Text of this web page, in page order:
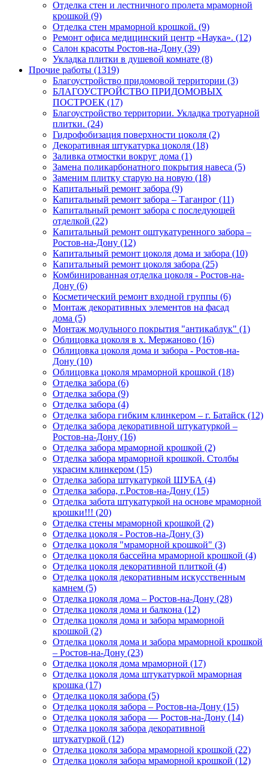
Отделка стен и лестничного пролета мраморной
крошкой (9)
Отделка стен мраморной крошкой. (9)
Ремонт офиса медицинский центр «Наука». (12)
Салон красоты Ростов-на-Дону (39)
Укладка плитки в душевой комнате (8)
Прочие работы (1319)
Благоустройство придомовой территории (3)
БЛАГОУСТРОЙСТВО ПРИДОМОВЫХ
ПОСТРОЕК (17)
Благоустройство территории. Укладка тротуарной
плитки. (24)
Гидрофобизация поверхности цоколя (2)
Декоративная штукатурка цоколя (18)
Заливка отмостки вокруг дома (1)
Замена поликарбонатного покрытия навеса (5)
Заменим плитку старую на новую (18)
Капитальный ремонт забора (9)
Капитальный ремонт забора – Таганрог (11)
Капитальный ремонт забора с последующей
отделкой (22)
Капитальный ремонт оштукатуренного забора –
Ростов-на-Дону (12)
Капитальный ремонт цоколя дома и забора (10)
Капитальный ремонт цоколя забора (25)
Комбинированная отделка цоколя - Ростов-на-
Дону (6)
Косметический ремонт входной группы (6)
Монтаж декоративных элементов на фасад
дома (5)
Монтаж модульного покрытия "антикаблук" (1)
Облицовка цоколя в х. Мержаново (16)
Облицовка цоколя дома и забора - Ростов-на-
Дону (10)
Облицовка цоколя мраморной крошкой (18)
Отделка забора (6)
Отделка забора (9)
Отделка забора (4)
Отделка забора гибким клинкером – г. Батайск (12)
Отделка забора декоративной штукатуркой –
Ростов-на-Дону (16)
Отделка забора мраморной крошкой (2)
Отделка забора мраморной крошкой. Столбы
украсим клинкером (15)
Отделка забора штукатуркой ШУБА (4)
Отделка забора, г.Ростов-на-Дону (15)
Отделка забота штукатуркой на основе мраморной
крошки!!! (20)
Отделка стены мраморной крошкой (2)
Отделка цоколя - Ростов-на-Дону (3)
Отделка цоколя "мраморной крошкой" (3)
Отделка цоколя бассейна мраморной крошкой (4)
Отделка цоколя декоративной плиткой (4)
Отделка цоколя декоративным искусственным
камнем (5)
Отделка цоколя дома – Ростов-на-Дону (28)
Отделка цоколя дома и балкона (12)
Отделка цоколя дома и забора мраморной
крошкой (2)
Отделка цоколя дома и забора мраморной крошкой
– Ростов-на-Дону (23)
Отделка цоколя дома мраморной (17)
Отделка цоколя дома штукатуркой мраморная
крошка (17)
Отделка цоколя забора (5)
Отделка цоколя забора – Ростов-на-Дону (15)
Отделка цоколя забора — Ростов-на-Дону (14)
Отделка цоколя забора декоративной
штукатуркой (12)
Отделка цоколя забора мраморной крошкой (22)
Отделка цоколя забора мраморной крошкой (12)